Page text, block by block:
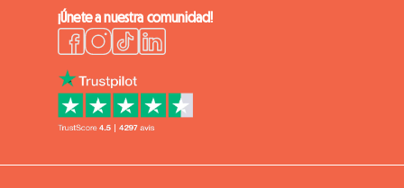
¡Únete a nuestra comunidad!